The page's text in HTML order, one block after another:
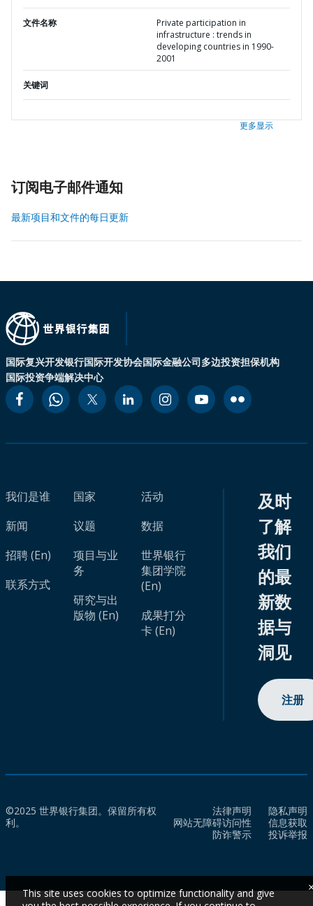
文件名称
Private participation in
infrastructure : trends in
developing countries in 1990-
2001
关键词
更多显示
订阅电子邮件通知
最新项目和文件的每日更新
国际复兴开发银行国际开发协会国际金融公司多边投资担保机构
国际投资争端解决中心
我们是谁
新闻
招聘 (En)
联系方式
国家
议题
项目与业
务
研究与出
版物 (En)
活动
数据
世界银行
集团学院
(En)
成果打分
卡 (En)
及时
了解
我们
的最
新数
据与
洞见
注册
©2025 世界银行集团。保留所有权
利。
法律声明
隐私声明
网站无障碍访问性
信息获取
防诈警示
投诉举报
This site uses cookies to optimize functionality and give